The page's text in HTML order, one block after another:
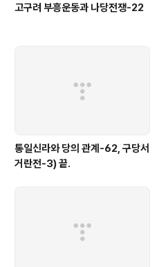
고구려 부흥운동과 나당전쟁-22
통일신라와 당의 관계-62, 구당서
거란전-3) 끝.